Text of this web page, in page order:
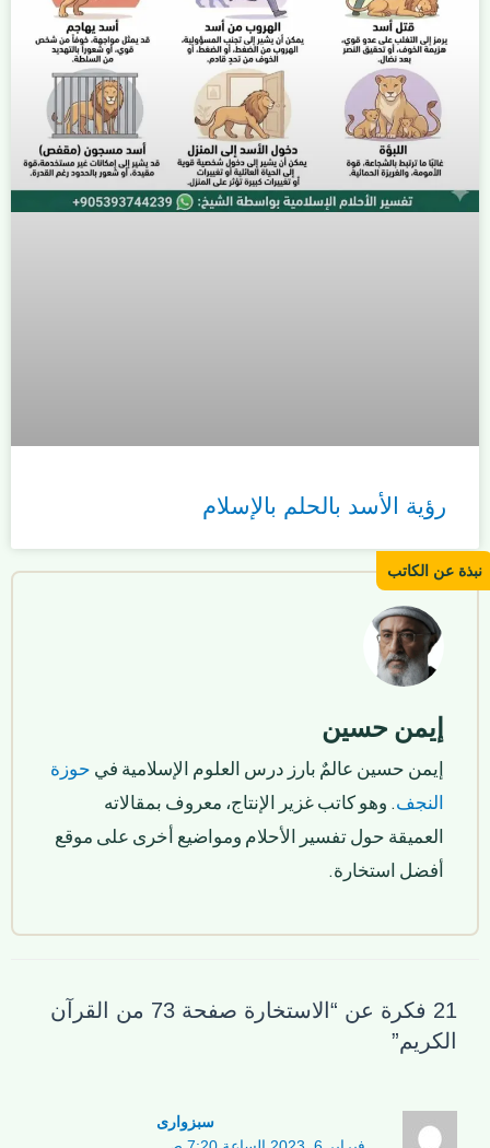
رؤية الأسد بالحلم بالإسلام
إيمن حسين
إيمن حسين عالمٌ بارز درس العلوم الإسلامية في حوزة
النجف. وهو كاتب غزير الإنتاج، معروف بمقالاته
العميقة حول تفسير الأحلام ومواضيع أخرى على موقع
أفضل استخارة.
21 فكرة عن “الاستخارة صفحة 73 من القرآن
الكريم”
سبزواری